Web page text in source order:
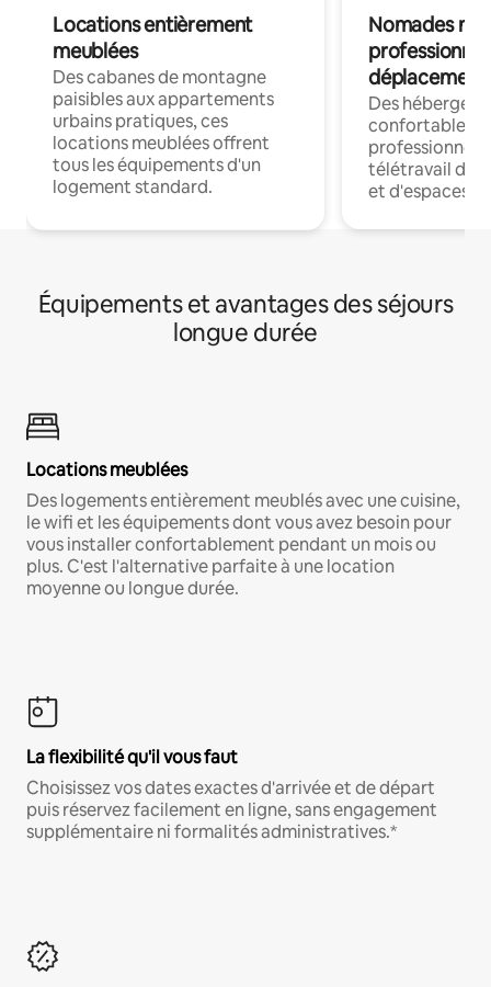
Locations entièrement
meublées
Des cabanes de montagne
paisibles aux appartements
urbains pratiques, ces
locations meublées offrent
tous les équipements d'un
logement standard.
Nomades
déplacement
Des
confortables
professionnels
télétravail
et d'espaces
Équipements et avantages des séjours
longue durée
Locations meublées
Des logements entièrement meublés avec une cuisine,
le wifi et les équipements dont vous avez besoin pour
vous installer confortablement pendant un mois ou
plus. C'est l'alternative parfaite à une location
moyenne ou longue durée.
La flexibilité qu'il vous faut
Choisissez vos dates exactes d'arrivée et de départ
puis réservez facilement en ligne, sans engagement
supplémentaire ni formalités administratives.*